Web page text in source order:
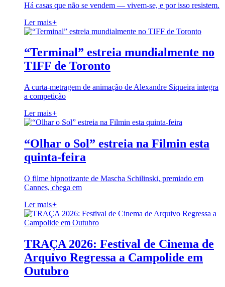
Há casas que não se vendem — vivem-se, e por isso resistem.
Ler mais+
“Terminal” estreia mundialmente no
TIFF de Toronto
A curta-metragem de animação de Alexandre Siqueira integra
a competição
Ler mais+
“Olhar o Sol” estreia na Filmin esta
quinta-feira
O filme hipnotizante de Mascha Schilinski, premiado em
Cannes, chega em
Ler mais+
TRAÇA 2026: Festival de Cinema de
Arquivo Regressa a Campolide em
Outubro